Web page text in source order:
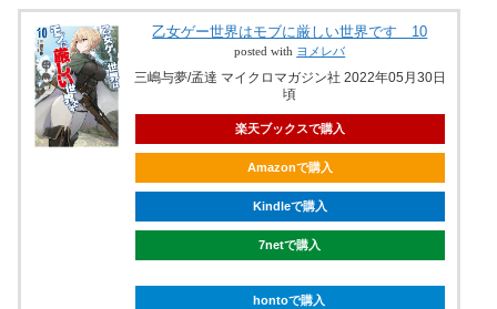
乙女ゲー世界はモブに厳しい世界です 10
posted with ヨメレバ
三嶋与夢/孟達 マイクロマガジン社 2022年05月30日
頃
楽天ブックスで購入
Amazonで購入
Kindleで購入
7netで購入
hontoで購入